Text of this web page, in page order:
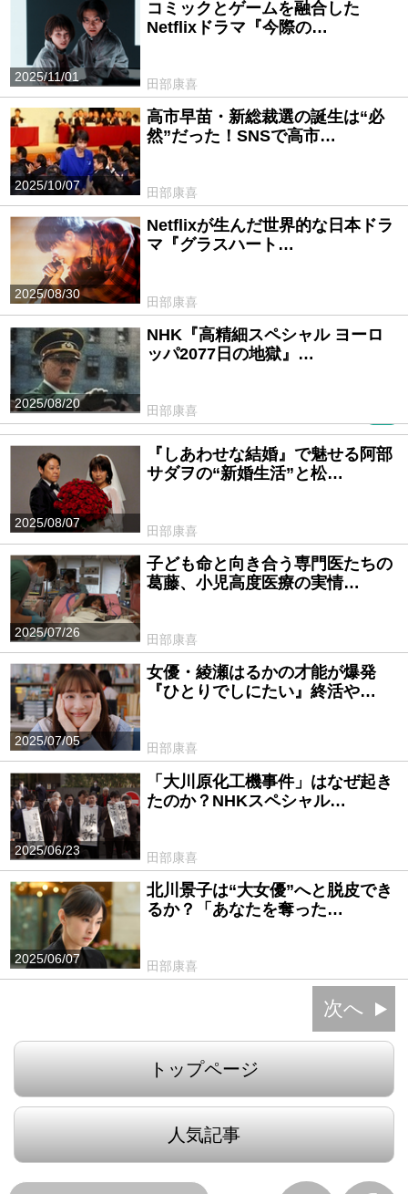
2025/11/01
コミックとゲームを融合した
Netflixドラマ『今際の…
田部康喜
2025/10/07
高市早苗・新総裁選の誕生は“必
然”だった！SNSで高市…
田部康喜
2025/08/30
Netflixが生んだ世界的な日本ドラ
マ『グラスハート…
田部康喜
2025/08/20
NHK『高精細スペシャル ヨーロ
ッパ2077日の地獄』…
田部康喜
2025/08/07
『しあわせな結婚』で魅せる阿部
サダヲの“新婚生活”と松…
田部康喜
2025/07/26
子ども命と向き合う専門医たちの
葛藤、小児高度医療の実情…
田部康喜
2025/07/05
女優・綾瀬はるかの才能が爆発
『ひとりでしにたい』終活や…
田部康喜
2025/06/23
「大川原化工機事件」はなぜ起き
たのか？NHKスペシャル…
田部康喜
2025/06/07
北川景子は“大女優”へと脱皮でき
るか？「あなたを奪った…
田部康喜
次へ
トップページ
人気記事